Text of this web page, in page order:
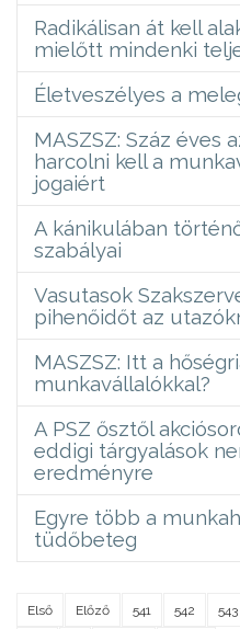
Radikálisan át kell
mielőtt mindenki
Életveszélyes a
MASZSZ: Száz éves
harcolni kell a
jogaiért
A kánikulában
szabályai
Vasutasok
pihenőidőt az
MASZSZ: Itt a
munkavállalókkal?
A PSZ ősztől
eddigi tárgyalások
eredményre
Egyre több a
tüdőbeteg
Első Előző 541 542 543